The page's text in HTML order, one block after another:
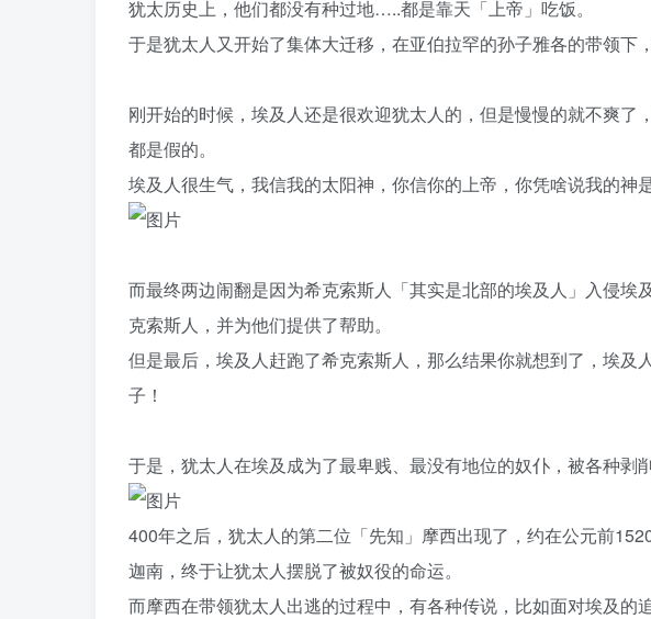
犹太历史上，他们都没有种过地…..都是靠天「上帝」吃饭。
于是犹太人又开始了集体大迁移，在亚伯拉罕的孙子雅各的带领下
刚开始的时候，埃及人还是很欢迎犹太人的，但是慢慢的就不爽了
都是假的。
埃及人很生气，我信我的太阳神，你信你的上帝，你凭啥说我的神
而最终两边闹翻是因为希克索斯人「其实是北部的埃及人」入侵埃
克索斯人，并为他们提供了帮助。
但是最后，埃及人赶跑了希克索斯人，那么结果你就想到了，埃及
子！
于是，犹太人在埃及成为了最卑贱、最没有地位的奴仆，被各种剥削
400年之后，犹太人的第二位「先知」摩西出现了，约在公元前
迦南，终于让犹太人摆脱了被奴役的命运。
而摩西在带领犹太人出逃的过程中，有各种传说，比如面对埃及的